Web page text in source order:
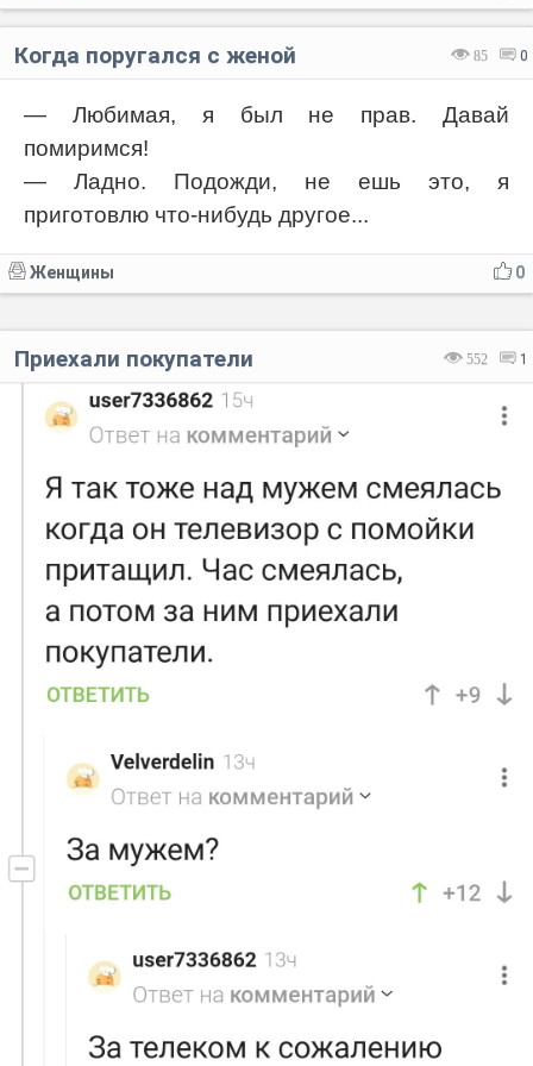
85 0
Когда поругался с женой
— Любимая, я был не прав. Давай
помиримся!
— Ладно. Подожди, не ешь это, я
приготовлю что-нибудь другое...
0
Женщины
552 1
Приехали покупатели